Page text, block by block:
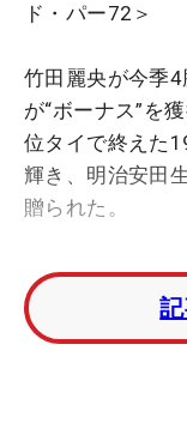
ド・パー72＞
竹田麗央が今季
が“ボーナス”を
位タイで終えた
輝き、明治安田
贈られた。
難しいコンディ
「71」をマーク
たが、「この3